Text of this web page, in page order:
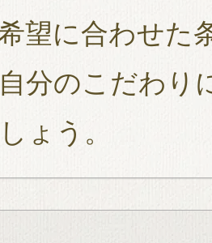
望に合わせた
分のこだわり
ょう。